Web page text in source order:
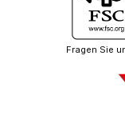
Fragen Sie